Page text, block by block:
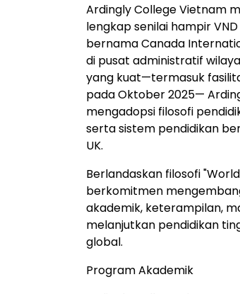
Ardingly College Vietnam
lengkap senilai hampir
bernama Canada
di pusat administratif
yang kuat—termasuk
pada Oktober 2025—
mengadopsi filosofi
serta sistem pendidikan
UK.
Berlandaskan filosofi
berkomitmen
akademik, keterampilan,
melanjutkan pendidikan
global.
Program Akademik